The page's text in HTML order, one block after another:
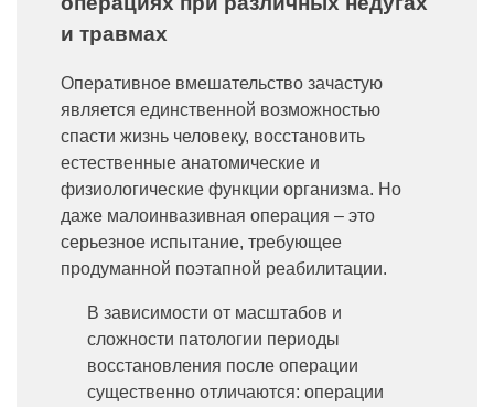
и травмах
Оперативное вмешательство зачастую
является единственной возможностью
спасти жизнь человеку, восстановить
естественные анатомические и
физиологические функции организма. Но
даже малоинвазивная операция – это
серьезное испытание, требующее
продуманной поэтапной реабилитации.
В зависимости от масштабов и
сложности патологии периоды
восстановления после операции
существенно отличаются: операции